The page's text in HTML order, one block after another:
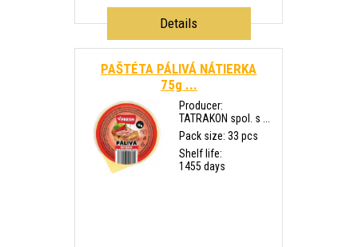
Details
PAŠTÉTA PÁLIVÁ NÁTIERKA
75g ...
Producer:
TATRAKON spol. s ...
Pack size: 33 pcs
Shelf life:
1455 days